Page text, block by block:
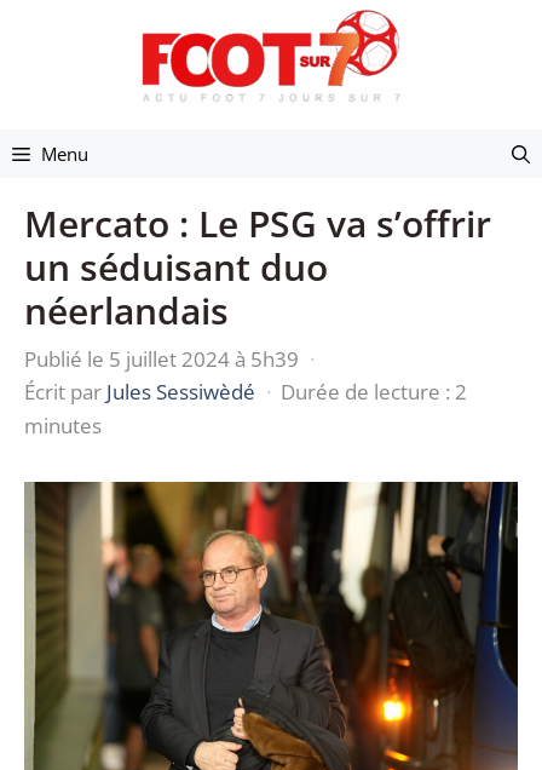
Menu
Mercato : Le PSG va s’offrir
un séduisant duo
néerlandais
Publié le 5 juillet 2024 à 5h39 ·
Écrit par Jules Sessiwèdé · Durée de lecture : 2
minutes